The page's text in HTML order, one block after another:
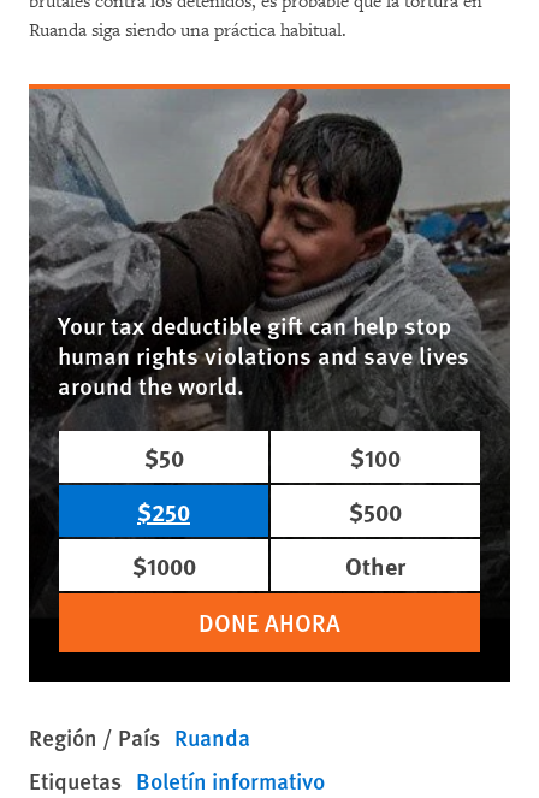
Ruanda siga siendo una práctica habitual.
Your tax deductible gift can help stop
human rights violations and save lives
around the world.
$50
$100
$250
$500
$1000
Other
DONE AHORA
Región / País Ruanda
Etiquetas Boletín informativo